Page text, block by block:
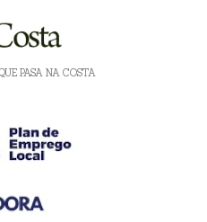
PASA NA COSTA